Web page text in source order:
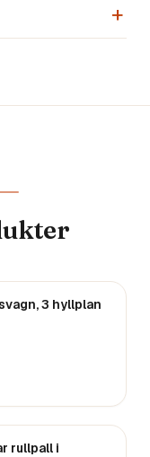
3 hyllplan
rullpall i